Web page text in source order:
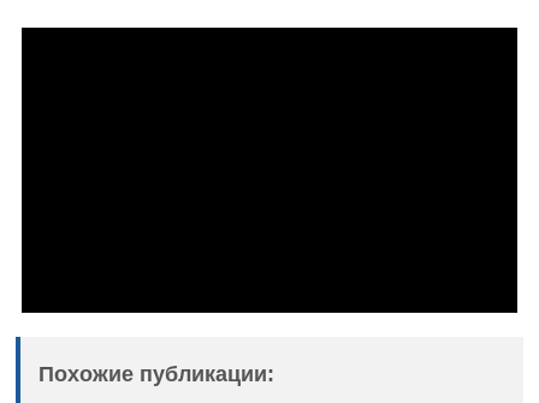
Похожие публикации: